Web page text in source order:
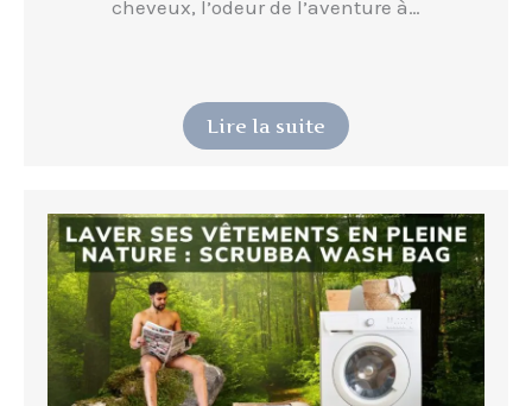
cheveux, l’odeur de l’aventure à…
Lire la suite